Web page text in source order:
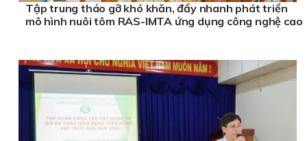
Tập trung tháo gỡ khó khăn, đẩy nhanh phát triển
mô hình nuôi tôm RAS-IMTA ứng dụng công nghệ cao